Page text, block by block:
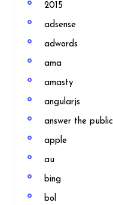
2015
adsense
adwords
ama
amasty
angularjs
answer the public
apple
au
bing
bol